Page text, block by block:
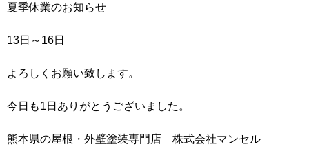
夏季休業のお知らせ
13日～16日
よろしくお願い致します。
今日も1日ありがとうございました。
熊本県の屋根・外壁塗装専門店 株式会社マンセル